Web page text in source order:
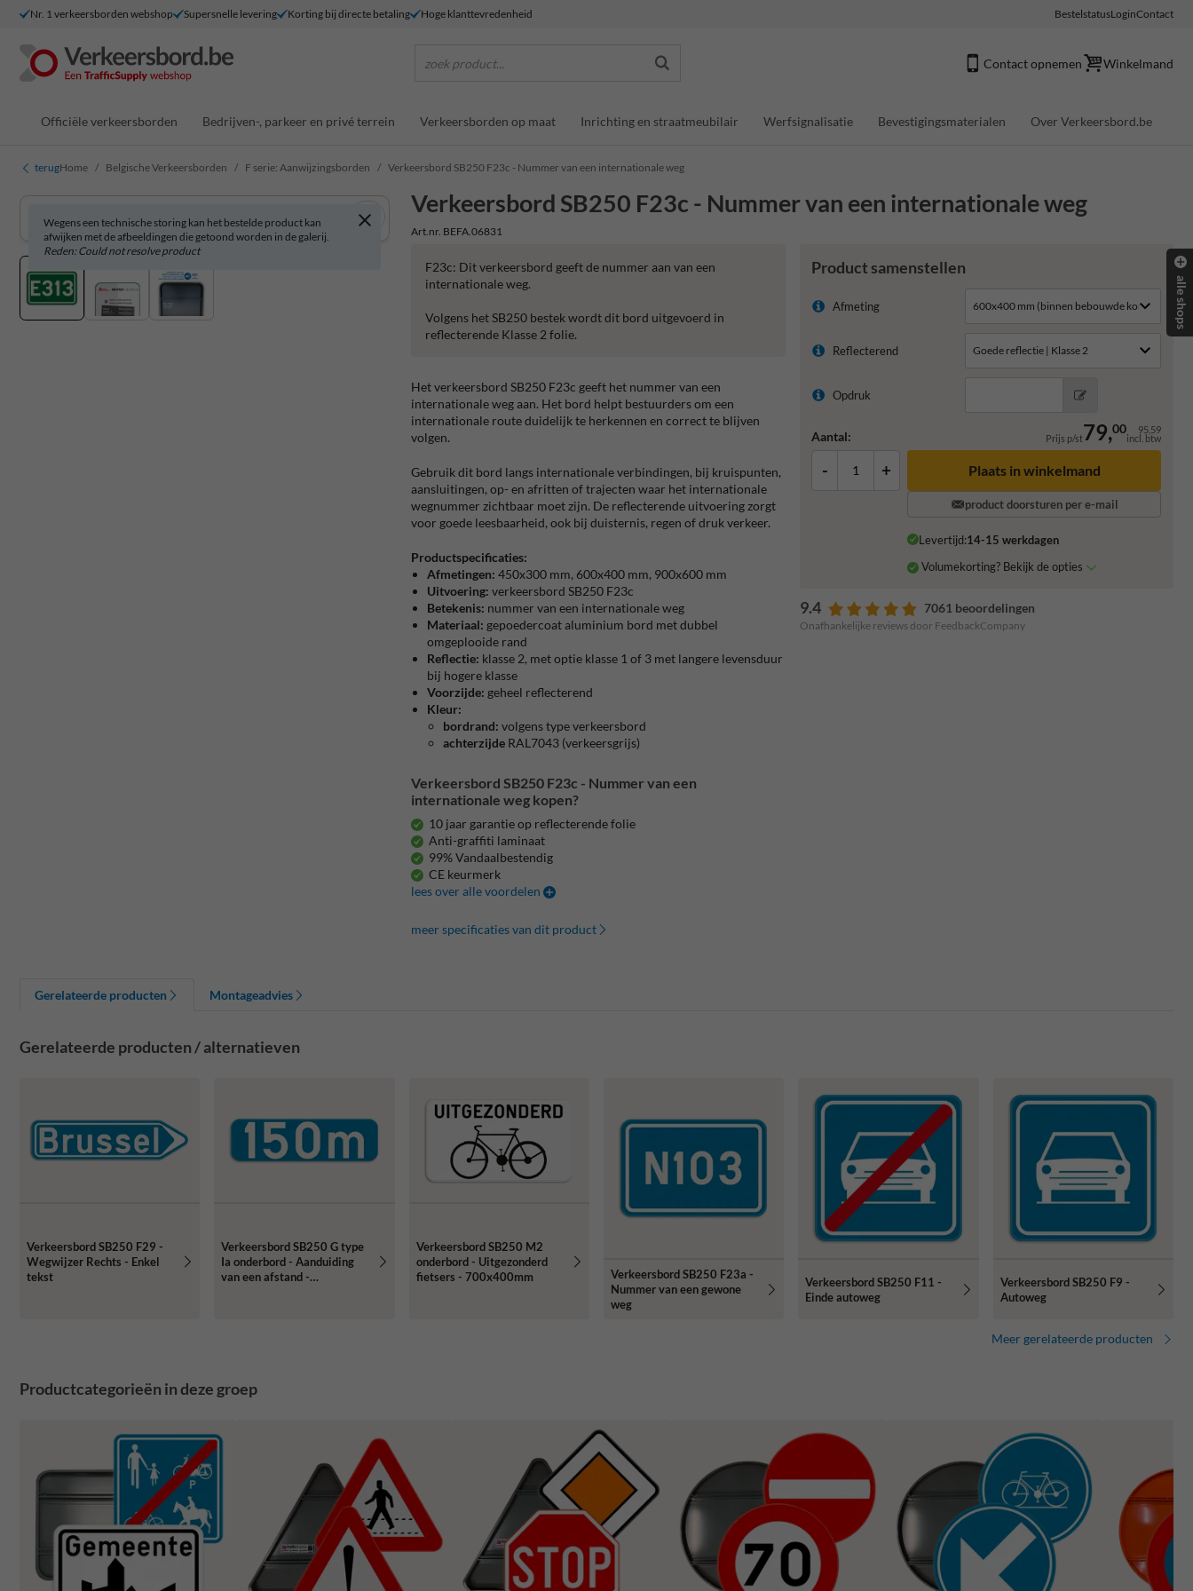
Nr. 1 verkeersborden webshop Supersnelle levering Korting bij directe betaling Hoge klanttevredenheid BestelstatusLoginContact
zoek product... Contact opnemen Winkelmand
Officiële verkeersborden Bedrijven-, parkeer en privé terrein Verkeersborden op maat Inrichting en straatmeubilair Werfsignalisatie Bevestigingsmaterialen Over Verkeersbord.be
terugHome Belgische Verkeersborden F serie: Aanwijzingsborden Verkeersbord SB250 F23c - Nummer van een internationale weg
Verkeersbord SB250 F23c - Nummer van een internationale weg
Art.nr. BEFA.06831
Wegens een technische storing kan het bestelde product kan
afwijken met de afbeeldingen die getoond worden in de galerij.
Reden: Could not resolve product
Product samenstellen
Afmeting
Reflecterend
Opdruk
Aantal: Prijs p/st79,00 95,59
incl. btw
- + Plaats in winkelmand
product doorsturen per e-mail
Levertijd:14-15 werkdagen
Volumekorting? Bekijk de opties
9.4 7061 beoordelingen
Onafhankelijke reviews door FeedbackCompany
F23c: Dit verkeersbord geeft de nummer aan van een
internationale weg.
Volgens het SB250 bestek wordt dit bord uitgevoerd in
reflecterende Klasse 2 folie.
Het verkeersbord SB250 F23c geeft het nummer van een
internationale weg aan. Het bord helpt bestuurders om een
internationale route duidelijk te herkennen en correct te blijven
volgen.
Gebruik dit bord langs internationale verbindingen, bij kruispunten,
aansluitingen, op- en afritten of trajecten waar het internationale
wegnummer zichtbaar moet zijn. De reflecterende uitvoering zorgt
voor goede leesbaarheid, ook bij duisternis, regen of druk verkeer.
Productspecificaties:
Afmetingen: 450x300 mm, 600x400 mm, 900x600 mm
Uitvoering: verkeersbord SB250 F23c
Betekenis: nummer van een internationale weg
Materiaal: gepoedercoat aluminium bord met dubbel
omgeplooide rand
Reflectie: klasse 2, met optie klasse 1 of 3 met langere levensduur
bij hogere klasse
Voorzijde: geheel reflecterend
Kleur:
bordrand: volgens type verkeersbord
achterzijde RAL7043 (verkeersgrijs)
Verkeersbord SB250 F23c - Nummer van een
internationale weg kopen?
10 jaar garantie op reflecterende folie
Anti-graffiti laminaat
99% Vandaalbestendig
CE keurmerk
lees over alle voordelen
meer specificaties van dit product
Gerelateerde producten Montageadvies
Gerelateerde producten / alternatieven
Verkeersbord SB250 F29 -
Wegwijzer Rechts - Enkel
tekst
Verkeersbord SB250 G type
Ia onderbord - Aanduiding
van een afstand -
Verkeersbord SB250 M2
onderbord - Uitgezonderd
fietsers - 700x400mm
Verkeersbord SB250 F23a -
Nummer van een gewone
weg
Verkeersbord SB250 F11 -
Einde autoweg
Verkeersbord SB250 F9 -
Autoweg
Meer gerelateerde producten
Productcategorieën in deze groep
alle shops